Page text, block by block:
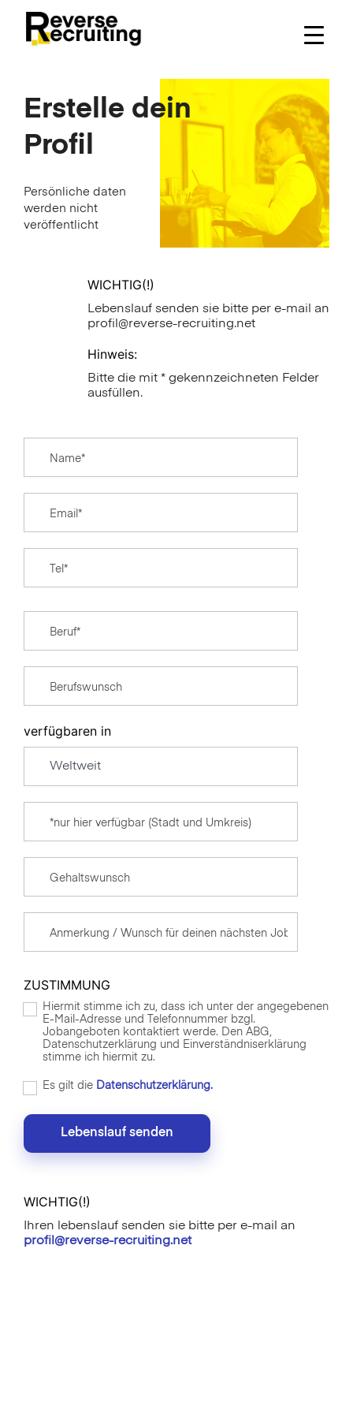
content
Erstelle dein
Profil
Persönliche daten
werden nicht
veröffentlicht
WICHTIG(!)
Lebenslauf senden sie bitte per e-mail an
profil@reverse-recruiting.net
Hinweis:
Bitte die mit * gekennzeichneten Felder
ausfüllen.
verfügbaren in
ZUSTIMMUNG
Hiermit stimme ich zu, dass ich unter der angegebenen
E-Mail-Adresse und Telefonnummer bzgl.
Jobangeboten kontaktiert werde. Den ABG,
Datenschutzerklärung und Einverständniserklärung
stimme ich hiermit zu.
Es gilt die Datenschutzerklärung.
Lebenslauf senden
WICHTIG(!)
Ihren lebenslauf senden sie bitte per e-mail an
profil@reverse-recruiting.net